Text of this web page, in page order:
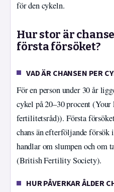
för den cykeln.
Hur stor är
första försöket?
VAD ÄR CHANSEN PER
För en person under 30 år
cykel på 20–30 procent
fertilitetsråd)). Första
chans än efterföljande försök
handlar om slumpen och om
(British Fertility Society).
HUR PÅVERKAR ÅLDER